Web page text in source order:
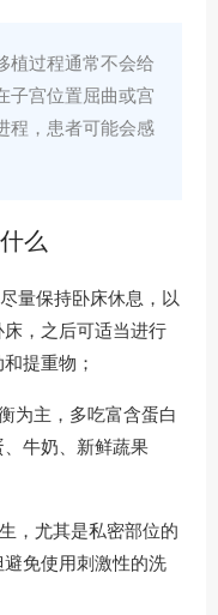
植过程通常不会给
子宫位置屈曲或宫
程，患者可能会感
么
量保持卧床休息，以
，之后可适当进行
提重物；
为主，多吃富含蛋白
牛奶、新鲜蔬果
，尤其是私密部位的
免使用刺激性的洗